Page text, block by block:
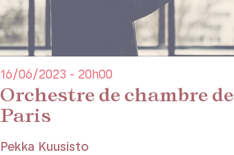
Orchestre de chambre de
Paris
16/06/2023 - 20h00
Pekka Kuusisto